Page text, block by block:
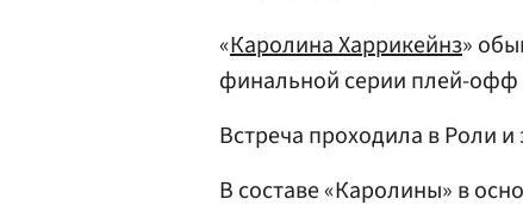
«Каролина Харрикейнз»
финальной серии плей-офф
Встреча проходила в Роли
В составе «Каролины» в